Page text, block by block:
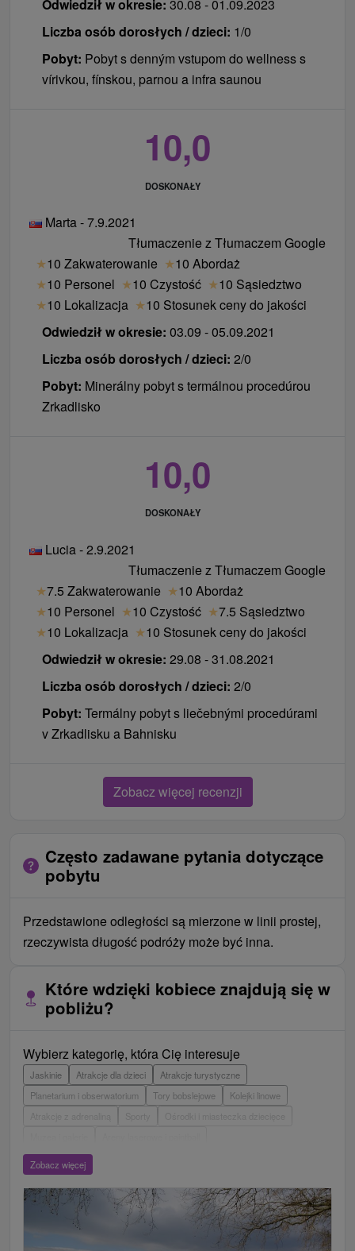
Odwiedził w okresie: 30.08 - 01.09.2023
Liczba osób dorosłych / dzieci: 1/0
Pobyt: Pobyt s denným vstupom do wellness s
vírivkou, fínskou, parnou a infra saunou
10,0
DOSKONAŁY
Marta - 7.9.2021
Tłumaczenie z Tłumaczem Google
★10 Zakwaterowanie ★10 Abordaż
★10 Personel ★10 Czystość ★10 Sąsiedztwo
★10 Lokalizacja ★10 Stosunek ceny do jakości
Odwiedził w okresie: 03.09 - 05.09.2021
Liczba osób dorosłych / dzieci: 2/0
Pobyt: Minerálny pobyt s termálnou procedúrou
Zrkadlisko
10,0
DOSKONAŁY
Lucia - 2.9.2021
Tłumaczenie z Tłumaczem Google
★7.5 Zakwaterowanie ★10 Abordaż
★10 Personel ★10 Czystość ★7.5 Sąsiedztwo
★10 Lokalizacja ★10 Stosunek ceny do jakości
Odwiedził w okresie: 29.08 - 31.08.2021
Liczba osób dorosłych / dzieci: 2/0
Pobyt: Termálny pobyt s liečebnými procedúrami
v Zrkadlisku a Bahnisku
Zobacz więcej recenzji
Często zadawane pytania dotyczące
pobytu
Przedstawione odległości są mierzone w linii prostej,
rzeczywista długość podróży może być inna.
Które wdzięki kobiece znajdują się w
pobliżu?
Wybierz kategorię, która Cię interesuje
Jaskinie Atrakcje dla dzieci
Atrakcje turystyczne
Planetarium i obserwatorium
Tory bobslejowe
Kolejki linowe
Atrakcje z adrenaliną
Wieże obserwacyjne i chodniki
Escaperoom
Loty widokowe i rejsy wycieczkowe
Tarcze
Jeziora, jeziora, zbiorniki wodne
Zabytki techniki
Pomniki
Zamki, pałace, ruiny
Skanseny
Zobacz więcej